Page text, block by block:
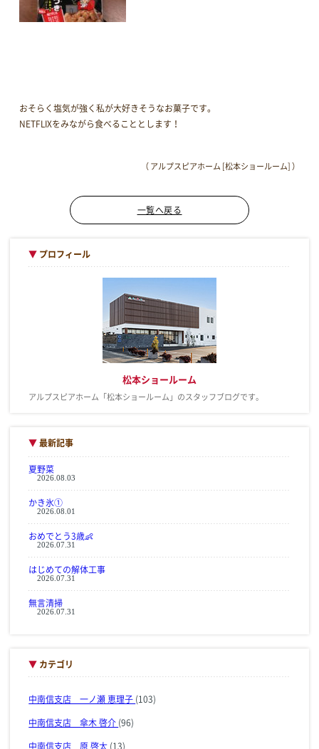
おそらく塩気が強く私が大好きそうなお菓子です。
NETFLIXをみながら食べることとします！
（ アルプスピアホーム [松本ショールーム] ）
一覧へ戻る
▼ プロフィール
松本ショールーム
アルプスピアホーム「松本ショールーム」のスタッフブログです。
▼最新記事
夏野菜
2026.08.03
かき氷①
2026.08.01
おめでとう3歳👶
2026.07.31
はじめての解体工事
2026.07.31
無言清掃
2026.07.31
▼ カテゴリ
中南信支店 一ノ瀬 恵理子 (103)
中南信支店 傘木 啓介 (96)
中南信支店 原 啓太 (13)